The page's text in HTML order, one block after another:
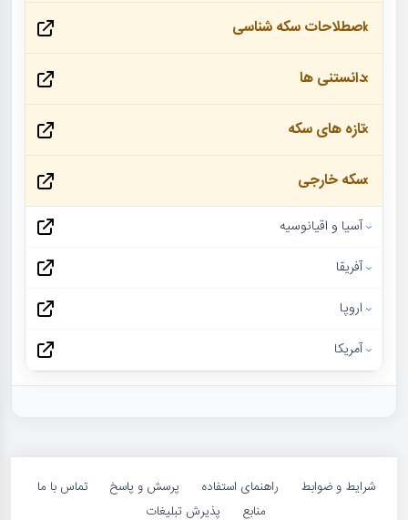
اصطلاحات سکه شناسی
دانستنی ها
تازه های سکه
سکه خارجی
آسیا و اقیانوسیه
آفریقا
اروپا
آمریکا
شرایط و ضوابط راهنمای استفاده پرسش و پاسخ
تماس با ما
منابع
پذیرش تبلیغات